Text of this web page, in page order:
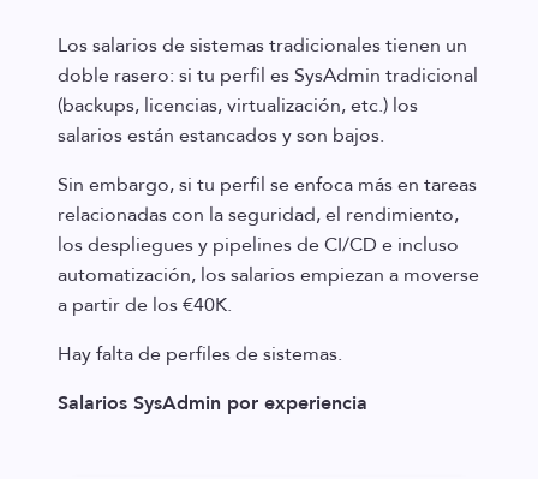
Los salarios de sistemas tradicionales tienen un
doble rasero: si tu perfil es SysAdmin tradicional
(backups, licencias, virtualización, etc.) los
salarios están estancados y son bajos.
Sin embargo, si tu perfil se enfoca más en tareas
relacionadas con la seguridad, el rendimiento,
los despliegues y pipelines de CI/CD e incluso
automatización, los salarios empiezan a moverse
a partir de los €40K.
Hay falta de perfiles de sistemas.
Salarios SysAdmin por experiencia